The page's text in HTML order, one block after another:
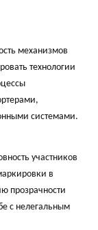
механизмов
технологии
системами.
участников
в
прозрачности
с нелегальным